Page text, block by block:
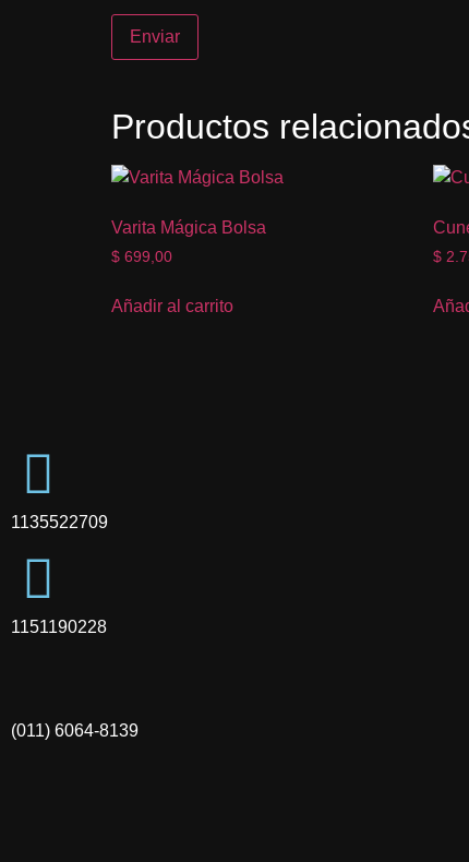
Productos
Varita Mágica Bolsa
$ 699,00
Añadir al carrito
$
1135522709
1151190228
(011) 6064-8139